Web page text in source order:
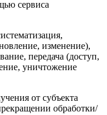
сервиса
изменение),
передача (доступ,
уничтожение
от субъекта
обработки/